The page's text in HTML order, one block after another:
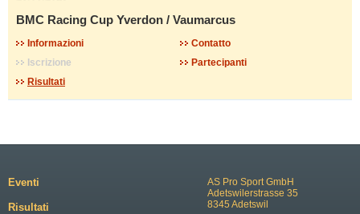
LI
BMC Racing Cup Yverdon / Vaumarcus
Informazioni
Contatto
Iscrizione
Partecipanti
Risultati
AS Pro Sport GmbH
Adetswilerstrasse 35
8345 Adetswil
Eventi
Risultati